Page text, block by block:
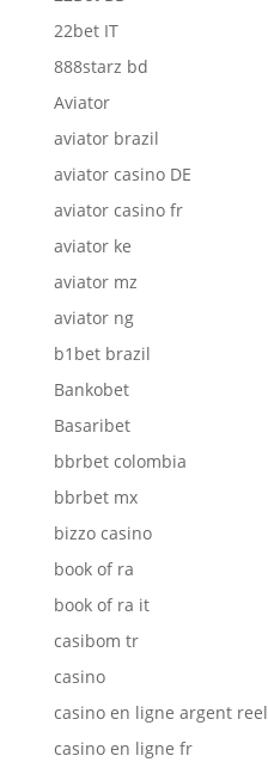
22bet IT
888starz bd
Aviator
aviator brazil
aviator casino DE
aviator casino fr
aviator ke
aviator mz
aviator ng
b1bet brazil
Bankobet
Basaribet
bbrbet colombia
bbrbet mx
bizzo casino
book of ra
book of ra it
casibom tr
casino
casino en ligne argent reel
casino en ligne fr